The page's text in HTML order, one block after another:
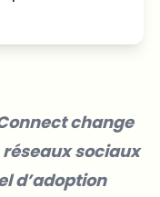
change
sociaux
d’adoption